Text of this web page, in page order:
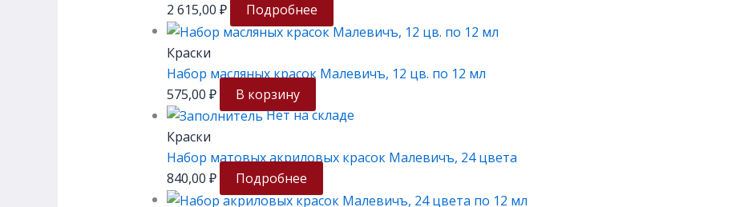
2 615,00 ₽ Подробнее
Краски
Набор масляных красок Малевичъ, 12 цв. по 12 мл
575,00 ₽
В корзину
Нет на складе
Краски
Набор матовых акриловых красок Малевичъ, 24 цвета
840,00 ₽ Подробнее